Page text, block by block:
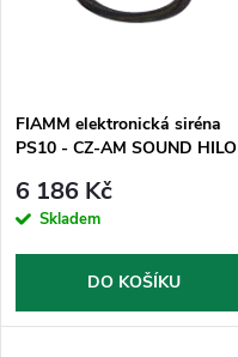
p
r
o
d
s
p
r
FIAMM elektronická siréna
PS10 - CZ-AM SOUND HILO
6 186 Kč
Skladem
DO KOŠÍKU